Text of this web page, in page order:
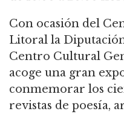
Con ocasión del
Litoral la
Centro Cultural
acoge una gran
conmemorar los
revistas de poesía,